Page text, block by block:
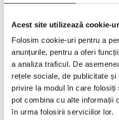
Acest site utilizează cookie-
Folosim cookie-uri pentru a
anunțurile, pentru a oferi
a analiza traficul. De
rețele sociale, de publicitate
privire la modul în care
pot combina cu alte informații
în urma folosirii serviciilor lor.
preambalate dintr-un supermarket și
diferite, așa că poate fi greu să ții
denumiri de zahăr adăugat sunt
cu conținut ridicat de fructoză,
evaporat de trestie, dextroza, sirop de
zahărul de palmier de cocos, siropul
Cum se măsoară zaharurile